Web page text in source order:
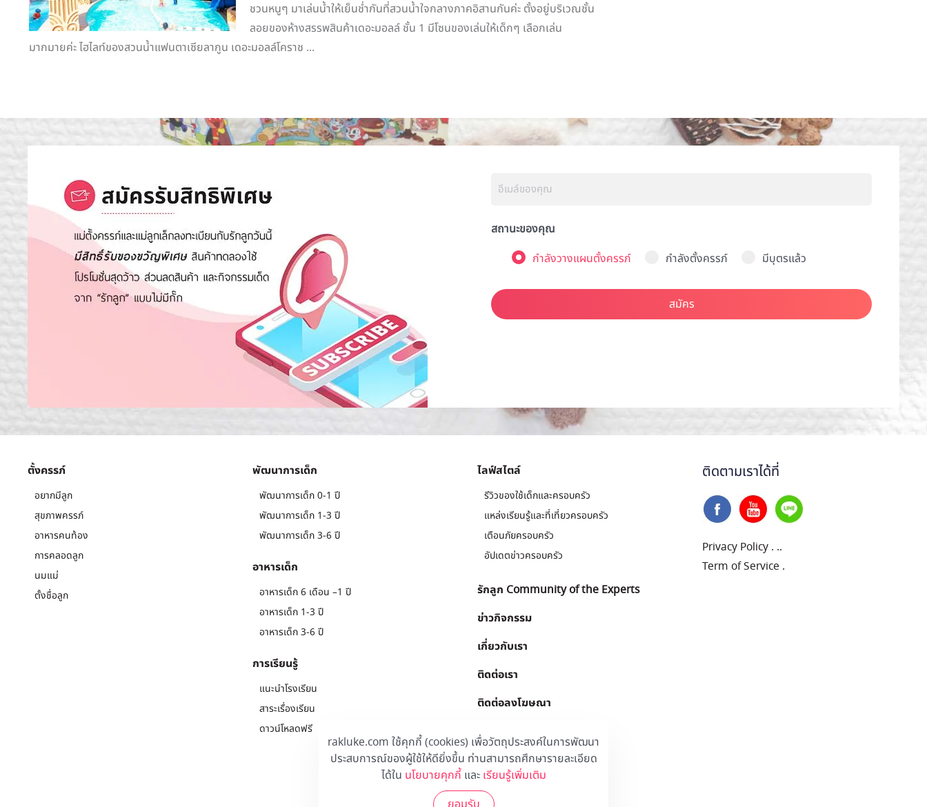
rakluke.com ใช้คุกกี้ (cookies) เพื่อวัตถุประสงค์ในการพัฒนา
ประสบการณ์ของผู้ใช้ให้ดียิ่งขึ้น ท่านสามารถศึกษารายละเอียด
ได้ใน นโยบายคุกกี้และ เรียนรู้เพิ่มเติม
ชวนหนูๆ มาเล่นน้ำให้เย็นช่ำกันที่สวนน้ำใจกลางภาคอิสานกันค่ะ ตั้งอยู่บริเวณชั้น
ลอยของห้างสรรพสินค้าเดอะมอลล์ ชั้น 1 มีโซนของเล่นให้เด็กๆ เลือกเล่น
มากมายค่ะ ไฮไลท์ของสวนน้ำแฟนตาเซียลากูน เดอะมอลล์โคราช ...
สถานะของคุณ
กำลังวางแผนตั้งครรภ์
กำลังตั้งครรภ์ มีบุตรแล้ว
สมัคร
ตั้งครรภ์
อยากมีลูก
สุขภาพครรภ์
อาหารคนท้อง
การคลอดลูก
นมแม่
ตั้งชื่อลูก
พัฒนาการเด็ก
พัฒนาการเด็ก 0-1 ปี
พัฒนาการเด็ก 1-3 ปี
พัฒนาการเด็ก 3-6 ปี
อาหารเด็ก
อาหารเด็ก 6 เดือน –1 ปี
อาหารเด็ก 1-3 ปี
อาหารเด็ก 3-6 ปี
การเรียนรู้
แนะนำโรงเรียน
สาระเรื่องเรียน
ดาวน์โหลดฟรี
ไลฟ์สไตล์
รีวิวของใช้เด็กและครอบครัว
แหล่งเรียนรู้และที่เที่ยวครอบครัว
เตือนภัยครอบครัว
อัปเดตข่าวครอบครัว
รักลูก Community of the Experts
ข่าวกิจกรรม
เกี่ยวกับเรา
ติดต่อเรา
ติดต่อลงโฆษณา
ติดตามเราได้ที่
Privacy Policy . ..
Term of Service .